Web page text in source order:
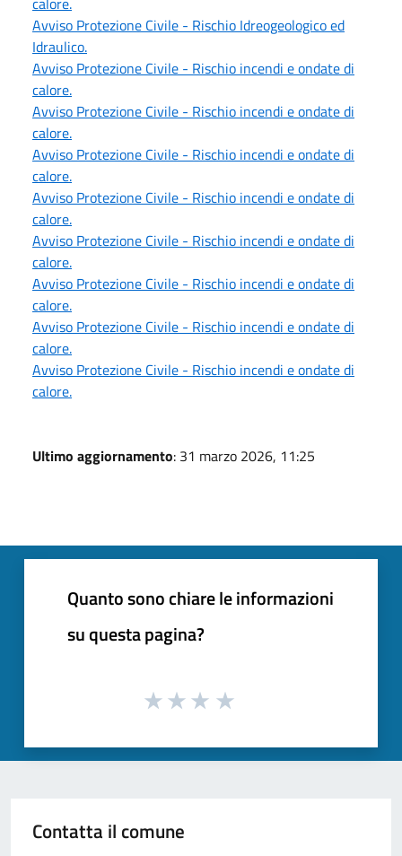
Avviso Protezione Civile - Rischio Idreogeologico ed
Idraulico.
Avviso Protezione Civile - Rischio incendi e ondate di
calore.
Avviso Protezione Civile - Rischio incendi e ondate di
calore.
Avviso Protezione Civile - Rischio incendi e ondate di
calore.
Avviso Protezione Civile - Rischio incendi e ondate di
calore.
Avviso Protezione Civile - Rischio incendi e ondate di
calore.
Avviso Protezione Civile - Rischio incendi e ondate di
calore.
Avviso Protezione Civile - Rischio incendi e ondate di
calore.
Avviso Protezione Civile - Rischio incendi e ondate di
calore.
Ultimo aggiornamento: 31 marzo 2026, 11:25
Quanto sono chiare le informazioni
su questa pagina?
Contatta il comune